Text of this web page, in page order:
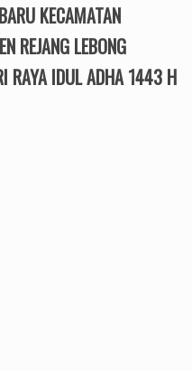
KECAMATAN
REJANG LEBONG
RAYA IDUL ADHA 1443 H